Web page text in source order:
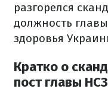
разгорелся
должность
здоровья
Кратко о
пост главы